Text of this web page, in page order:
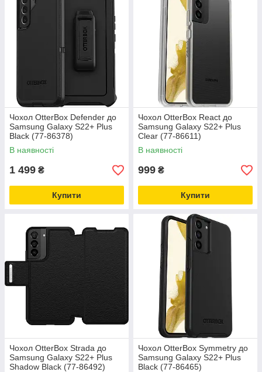
Чохол OtterBox Defender до
Samsung Galaxy S22+ Plus
Black (77-86378)
В наявності
1 499 ₴
Купити
Чохол OtterBox React до
Samsung Galaxy S22+ Plus
Clear (77-86611)
В наявності
999 ₴
Купити
Чохол OtterBox Strada до
Samsung Galaxy S22+ Plus
Shadow Black (77-86492)
Чохол OtterBox Symmetry до
Samsung Galaxy S22+ Plus
Black (77-86465)